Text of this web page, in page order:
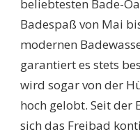
beliebtesten Bade-
Badespaß von Mai
modernen
garantiert es stets
wird sogar von der
hoch gelobt. Seit der
sich das Freibad